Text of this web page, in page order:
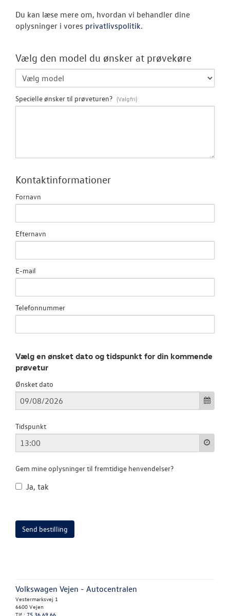
ID.5
ID. Cross
ID. Buzz
BRUGTE BILER
SKADECENTER
TILBEHØR
OM OS
RESERVEDELE
Du kan læse mere om, hvordan vi behandler dine
oplysninger i vores privatlivspolitik.
Vælg den model du ønsker at prøvekøre
Specielle ønsker til prøveturen?
Kontaktinformationer
Fornavn
Efternavn
E-mail
Telefonnummer
Vælg en ønsket dato og tidspunkt for din kommende
prøvetur
Ønsket dato
Tidspunkt
Gem mine oplysninger til fremtidige henvendelser?
Ja, tak
Volkswagen Vejen - Autocentralen
Vestermarksvej 1
6600 Vejen
Tlf.: 75 36 69 66